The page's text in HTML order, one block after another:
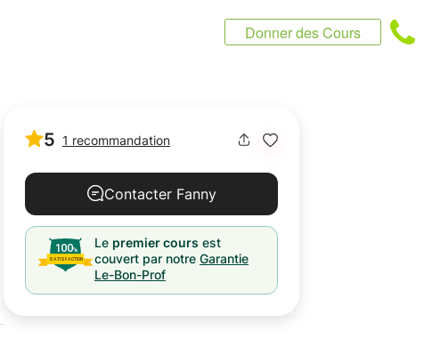
Donner des Cours
5 1 recommandation
Contacter Fanny
Le premier cours est
couvert par notre Garantie
Le-Bon-Prof